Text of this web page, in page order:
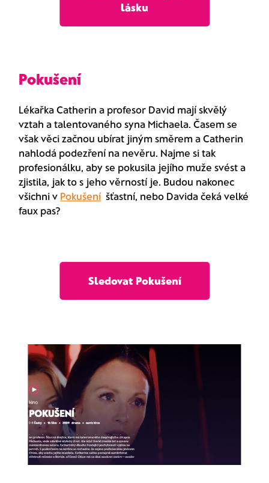
lásku
Pokušení
Lékařka Catherin a profesor David mají skvělý
vztah a talentovaného syna Michaela. Časem se
však věci začnou ubírat jiným směrem a Catherin
nahlodá podezření na nevěru. Najme si tak
profesionálku, aby se pokusila jejího muže svést a
zjistila, jak to s jeho věrností je. Budou nakonec
všichni v Pokušení šťastní, nebo Davida čeká velké
faux pas?
Sledovat Pokušení